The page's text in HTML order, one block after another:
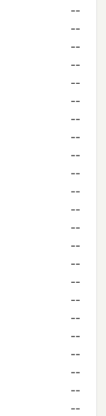
--
--
--
--
--
--
--
--
--
--
--
--
--
--
--
--
--
--
--
--
--
--
--